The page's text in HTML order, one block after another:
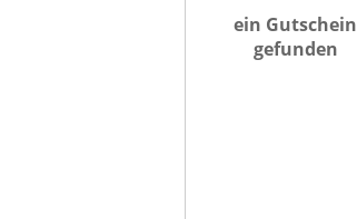
ein Gutschein
gefunden